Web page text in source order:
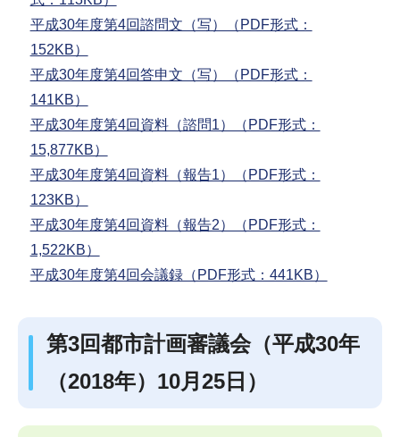
平成30年度第4回諮問文（写）（PDF形式：
152KB）
平成30年度第4回答申文（写）（PDF形式：
141KB）
平成30年度第4回資料（諮問1）（PDF形式：
15,877KB）
平成30年度第4回資料（報告1）（PDF形式：
123KB）
平成30年度第4回資料（報告2）（PDF形式：
1,522KB）
平成30年度第4回会議録（PDF形式：441KB）
第3回都市計画審議会（平成30年
（2018年）10月25日）